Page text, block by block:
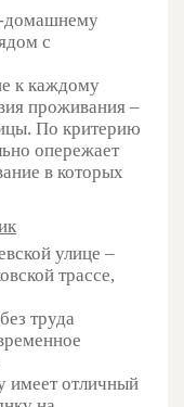
с
к каждому
проживания –
По критерию
опережает
в которых
улице –
трассе,
труда
имеет отличный